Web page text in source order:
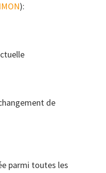
):
de
parmi toutes les